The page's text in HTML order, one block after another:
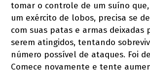
tomar o controle de um suíno
um exército de lobos, precisa se
com suas patas e armas deixadas
serem atingidos, tentando
número possível de ataques. Foi
Comece novamente e tente